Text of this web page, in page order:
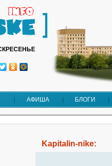
АФИША БЛОГИ
Kapitalin-nike: